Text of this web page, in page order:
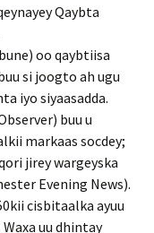
Qaybta
oo qaybtiisa
si joogto ah ugu
iyo siyaasadda.
buu u
markaas socdey;
jirey wargeyska
Evening News).
cisbitaalka ayuu
uu dhintay